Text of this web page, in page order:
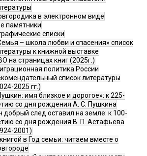
в электронном виде
памятники
списки
– школа любви и спасения» список
к книжной выставке
на страницах книг (2025г.)
политика России
список литературы
2025 гг.)
имя близкое и дорогое»: к 225-
со дня рождения А. С. Пушкина
добрый след оставил на земле: к 100-
со дня рождения В. П. Астафьева
2001)
в Год семьи: читаем вместе о